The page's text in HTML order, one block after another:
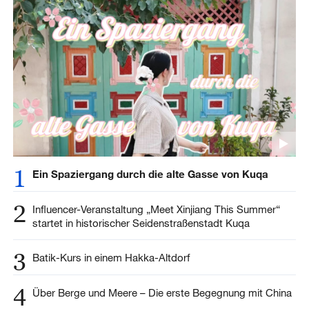
1 Ein Spaziergang durch die alte Gasse von Kuqa
2
Influencer-Veranstaltung „Meet Xinjiang This Summer“
startet in historischer Seidenstraßenstadt Kuqa
3 Batik-Kurs in einem Hakka-Altdorf
4 Über Berge und Meere – Die erste Begegnung mit China